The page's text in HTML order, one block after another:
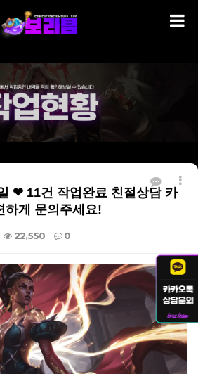
❤ 11건 작업완료 친절상담 카
하게 문의주세요!
22,550 0